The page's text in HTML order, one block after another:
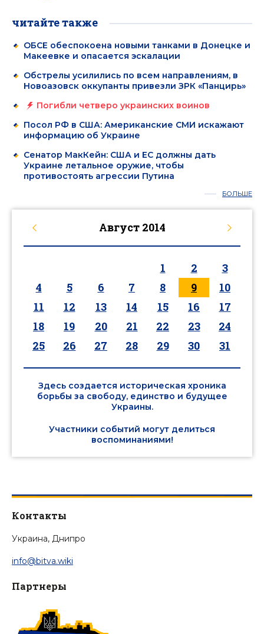
читайте также
ОБСЕ обеспокоена новыми танками в Донецке и
Макеевке и опасается эскалации
Обстрелы усилились по всем направлениям, в
Новоазовск оккупанты привезли ЗРК «Панцирь»
Погибли четверо украинских воинов
Посол РФ в США: Американские СМИ искажают
информацию об Украине
Сенатор МакКейн: США и ЕС должны дать
Украине летальное оружие, чтобы
противостоять агрессии Путина
БОЛЬШЕ
Август 2014
1 2
3
4
5 6 7 8 9
10
11
12 13 14 15 16
17
18
19 20 21 22 23
24
25
26 27 28 29 30 31
Здесь создается историческая хроника
борьбы за свободу, единство и будущее
Украины.
Участники событий могут делиться
воспоминаниями!
Контакты
Украина, Днипро
info@bitva.wiki
Партнеры